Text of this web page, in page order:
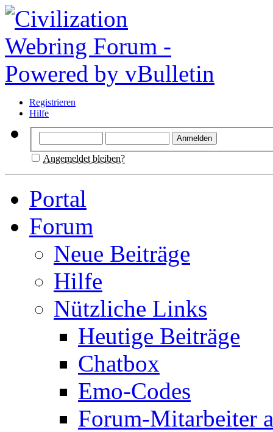
Registrieren
Hilfe
Angemeldet bleiben?
Portal
Forum
Neue Beiträge
Hilfe
Nützliche Links
Heutige Beiträge
Chatbox
Emo-Codes
Forum-Mitarbeiter